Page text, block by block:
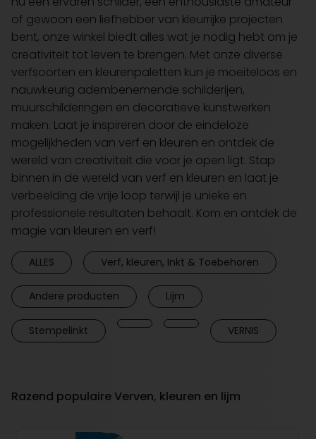
of gewoon een liefhebber van kleurrijke projecten
bent, onze winkel biedt alles wat je nodig hebt om je
creativiteit tot leven te brengen. Met onze diverse
verfsoorten en kleurenpaletten kun je moeiteloos en
nauwkeurig adembenemende schilderijen,
muurschilderingen en decoratieve kunstwerken
maken. Laat je inspireren door de eindeloze
mogelijkheden van verf en kleuren en ontdek de
wereld van creativiteit die voor je open ligt. Stap
binnen in de wereld van verf en kleuren en laat je
verbeelding de vrije loop terwijl je unieke en
professionele resultaten behaalt. Kom en ontdek de
magie van kleuren en verf!
ALLES Verf, kleuren, Inkt & Toebehoren
Andere producten Lijm
Stempelinkt VERNIS
Razend populaire Verven, kleuren en lijm